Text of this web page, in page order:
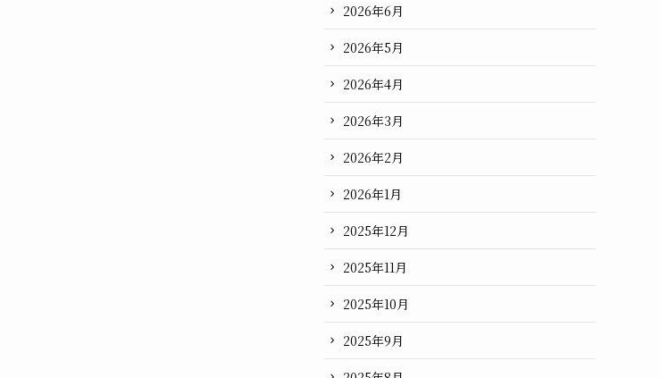
2026年6月
2026年5月
2026年4月
2026年3月
2026年2月
2026年1月
2025年12月
2025年11月
2025年10月
2025年9月